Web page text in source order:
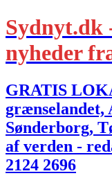
Sydnyt.dk
nyheder
GRATIS
grænselandet,
Sønderborg,
af verden -
2124 2696